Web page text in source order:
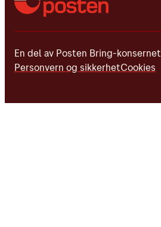
En del av Posten Bring-konsernet
Personvern og sikkerhetCookies